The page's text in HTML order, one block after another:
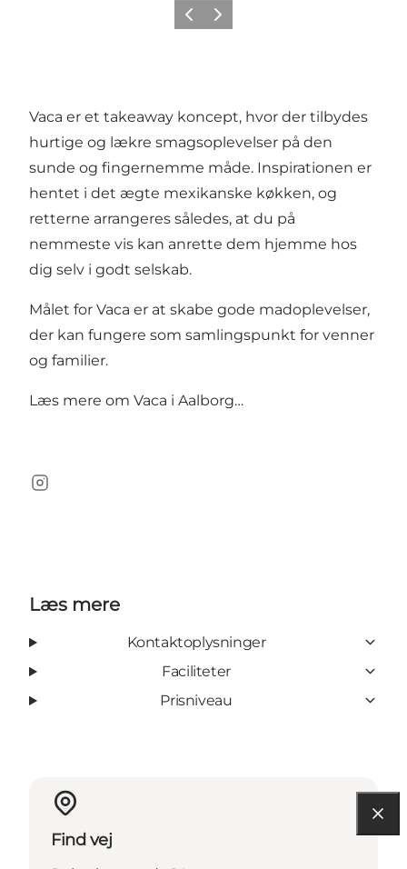
ForrigeNæste
Vaca er et takeaway koncept, hvor der tilbydes
hurtige og lækre smagsoplevelser på den
sunde og fingernemme måde. Inspirationen er
hentet i det ægte mexikanske køkken, og
retterne arrangeres således, at du på
nemmeste vis kan anrette dem hjemme hos
dig selv i godt selskab.
Målet for Vaca er at skabe gode madoplevelser,
der kan fungere som samlingspunkt for venner
og familier.
Læs mere om Vaca i Aalborg…
Instagram
Læs mere
Kontaktoplysninger
Faciliteter
Prisniveau
Find vej